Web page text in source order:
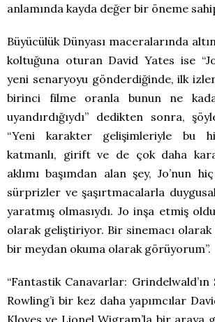
anlamında kayda değer bir öneme
Büyücülük Dünyası maceralarında
koltuğuna oturan David Yates ise
yeni senaryoyu gönderdiğinde, ilk
birinci filme oranla bunun ne
uyandırdığıydı” dedikten sonra,
“Yeni karakter gelişimleriyle bu
katmanlı, girift ve de çok daha
aklımı başımdan alan şey, Jo’nun
sürprizler ve şaşırtmacalarla
yaratmış olmasıydı. Jo inşa etmiş
olarak geliştiriyor. Bir sinemacı
bir meydan okuma olarak görüyorum”.
“Fantastik Canavarlar: Grindelwald’ın
Rowling’i bir kez daha yapımcılar
Kloves ve Lionel Wigram’la bir araya